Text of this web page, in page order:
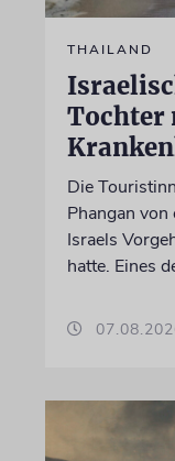
THAILAND
Tochter
Die
Phangan
Israels
hatte. Eines